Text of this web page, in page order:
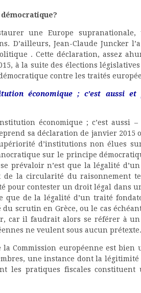
une Europe supranationale,
D’ailleurs, Jean-Claude Juncker
. Cette déclaration, assez
à la suite des élections législatives
contre les traités
économique ; c’est aussi et
économique ; c’est aussi
sa déclaration de janvier 2015
d’institutions non élues
sur le principe
prévaloir n’est que la légalité
de la circularité du raisonnement
pour contester un droit légal dans
que de la légalité d’un traité
scrutin en Grèce, ou le cas
car il faudrait alors se référer à
ne veulent sous aucun prétexte.
Commission européenne est bien
une instance dont la
les pratiques fiscales constituent